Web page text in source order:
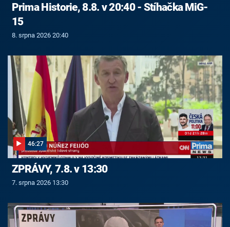
Prima Historie, 8.8. v 20:40 - Stíhačka MiG-
15
8. srpna 2026 20:40
46:27
ZPRÁVY, 7.8. v 13:30
7. srpna 2026 13:30